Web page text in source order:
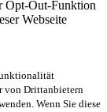
Opt-Out-Funktion
Webseite
von Drittanbietern
Wenn Sie diese